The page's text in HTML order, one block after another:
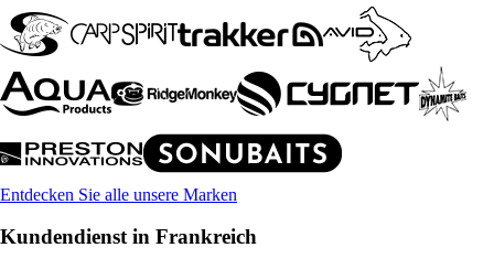
Entdecken Sie alle unsere Marken
Kundendienst in Frankreich